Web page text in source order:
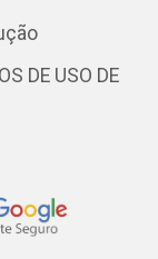
DE USO DE